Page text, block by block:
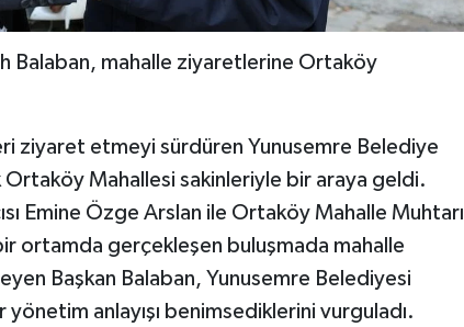
Balaban, mahalle ziyaretlerine Ortaköy
ziyaret etmeyi sürdüren Yunusemre Belediye
Ortaköy Mahallesi sakinleriyle bir araya geldi.
Emine Özge Arslan ile Ortaköy Mahalle Muhtarı
ortamda gerçekleşen buluşmada mahalle
Başkan Balaban, Yunusemre Belediyesi
yönetim anlayışı benimsediklerini vurguladı.